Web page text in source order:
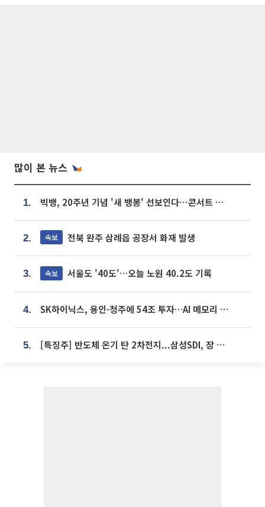
많이 본 뉴스
1. 빅뱅, 20주년 기념 '새 뱅봉' 선보인다⋯콘서트 앞두고 팝업 개최
2. 속보 전북 완주 삼례읍 공장서 화재 발생
3. 속보 서울도 '40도'…오늘 노원 40.2도 기록
4. SK하이닉스, 용인·청주에 54조 투자…AI 메모리 생산기지 키운다
5. [특징주] 반도체 온기 탄 2차전지...삼성SDI, 장 초반 7% 넘게 껑충